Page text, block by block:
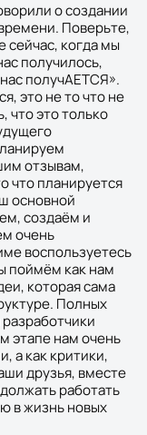
о создании
Поверьте,
сейчас, когда мы
получилось,
получАЕТСЯ».
это не то что не
что это только
отзывам,
что планируется
основной
создаём и
очень
воспользуетесь
поймём как нам
которая сама
Полных
этапе нам очень
а как критики,
друзья, вместе
работать
в жизнь новых